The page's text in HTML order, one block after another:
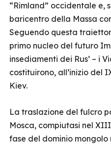
“Rimland” occidentale e,
baricentro della Massa
Seguendo questa
primo nucleo del futuro
insediamenti dei Rus’ – i
costituirono, all’inizio del
Kiev.
La traslazione del fulcro
Mosca, compiutasi nel
fase del dominio mongolo